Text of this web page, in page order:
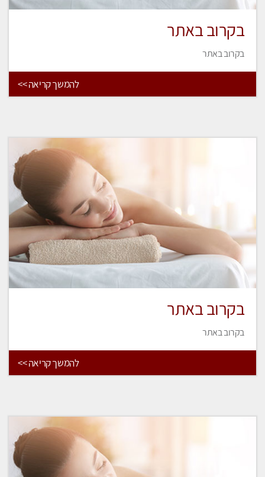
בקרוב באתר
בקרוב באתר
להמשך קריאה >>
בקרוב באתר
בקרוב באתר
להמשך קריאה >>